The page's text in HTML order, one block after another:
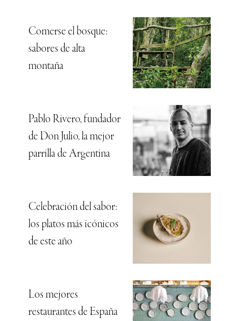
Comerse el bosque:
sabores de alta
montaña
Pablo Rivero, fundador
de Don Julio, la mejor
parrilla de Argentina
Celebración del sabor:
los platos más icónicos
de este año
Los mejores
restaurantes de España